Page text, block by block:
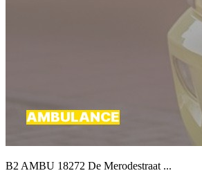
B2 AMBU 18272 De Merodestraat ...